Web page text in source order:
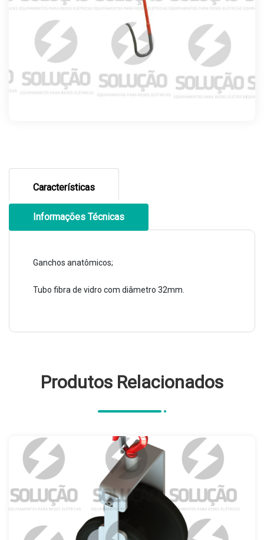
Características
Informações Técnicas
Ganchos anatômicos;
Tubo fibra de vidro com diâmetro 32mm.
Produtos Relacionados